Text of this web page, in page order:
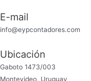
E-mail
info@eypcontadores.com
Ubicación
Gaboto 1473/003
Montevideo, Uruguay